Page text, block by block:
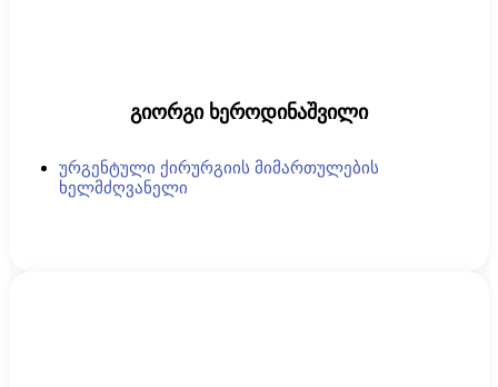
გიორგი ხეროდინაშვილი
ურგენტული ქირურგიის მიმართულების
ხელმძღვანელი